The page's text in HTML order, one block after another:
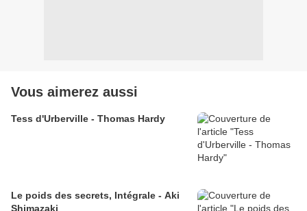
Vous aimerez aussi
Tess d'Urberville - Thomas Hardy
Le poids des secrets, Intégrale - Aki
Shimazaki